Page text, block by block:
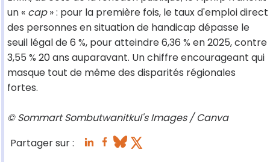
un « cap» : pour la première fois, le taux d'emploi direct
des personnes en situation de handicap dépasse le
seuil légal de 6 %, pour atteindre 6,36 % en 2025, contre
3,55 % 20 ans auparavant. Un chiffre encourageant qui
masque tout de même des disparités régionales
fortes.
© Sommart Sombutwanitkul's Images / Canva
Partager sur :